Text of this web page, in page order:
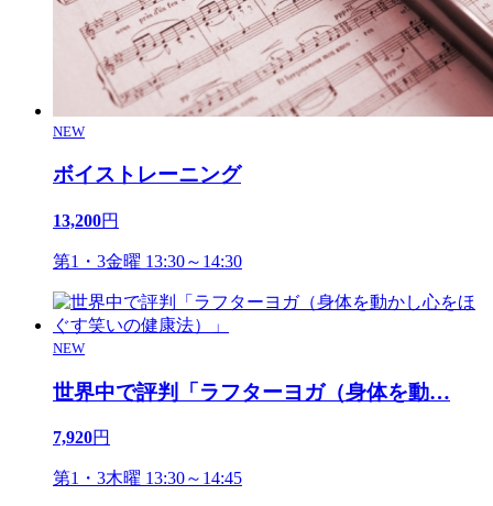
NEW
ボイストレーニング
13,200円
第1・3金曜 13:30～14:30
NEW
世界中で評判「ラフターヨガ（身体を動…
7,920円
第1・3木曜 13:30～14:45